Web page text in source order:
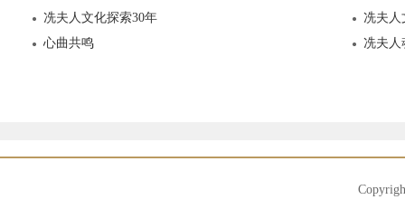
冼夫人文化探索30年
冼夫人
心曲共鸣
冼夫人